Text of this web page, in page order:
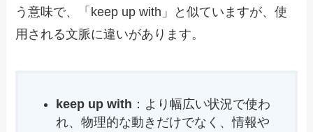
う意味で、「keep up with」と似ていますが、使
用される文脈に違いがあります。
keep up with ：より幅広い状況で使わ
れ、物理的な動きだけでなく、情報や